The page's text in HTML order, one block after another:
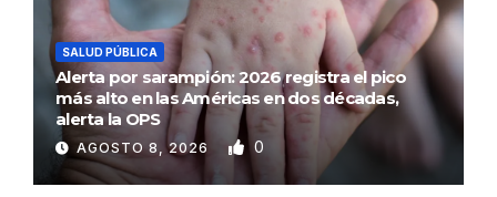
SALUD PÚBLICA
Alerta por sarampión: 2026 registra el pico
más alto en las Américas en dos décadas,
alerta la OPS
AGOSTO 8, 2026 0